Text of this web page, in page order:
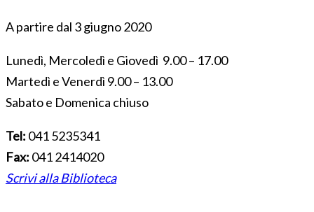
A partire dal 3 giugno 2020
Lunedì, Mercoledì e Giovedì 9.00 – 17.00
Martedì e Venerdì 9.00 – 13.00
Sabato e Domenica chiuso
Tel: 041 5235341
Fax: 041 2414020
Scrivi alla Biblioteca